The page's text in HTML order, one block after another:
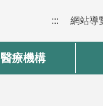
::: 網站導
醫療機構